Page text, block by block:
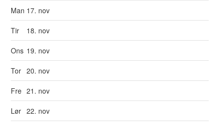
Man 17. nov
Tir 18. nov
Ons 19. nov
Tor 20. nov
Fre 21. nov
Lør 22. nov